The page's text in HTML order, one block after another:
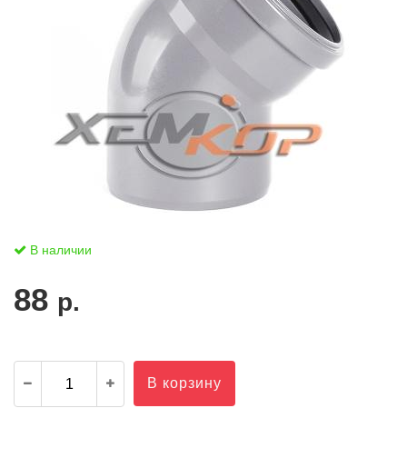
В наличии
88 р.
В корзину